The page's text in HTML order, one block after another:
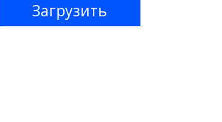
Загрузить